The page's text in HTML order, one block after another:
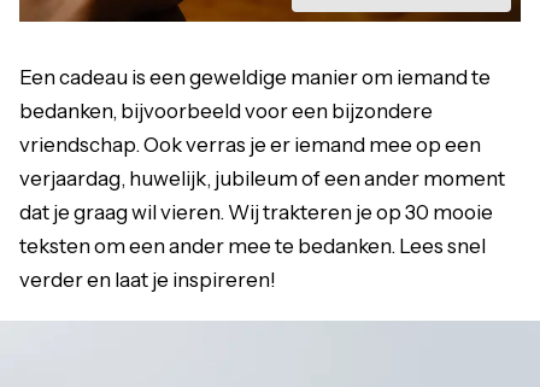
Een cadeau is een geweldige manier om iemand te
bedanken, bijvoorbeeld voor een bijzondere
vriendschap. Ook verras je er iemand mee op een
verjaardag, huwelijk, jubileum of een ander moment
dat je graag wil vieren. Wij trakteren je op 30 mooie
teksten om een ander mee te bedanken. Lees snel
verder en laat je inspireren!